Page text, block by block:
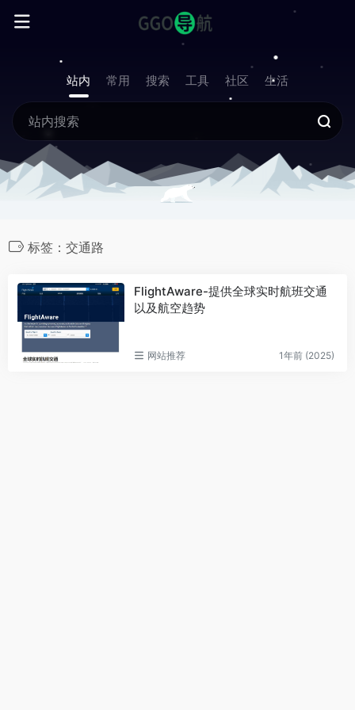
站内 常用 搜索 工具 社区 生活
标签：交通路
FlightAware-提供全球实时航班交通
以及航空趋势
网站推荐 1年前 (2025)